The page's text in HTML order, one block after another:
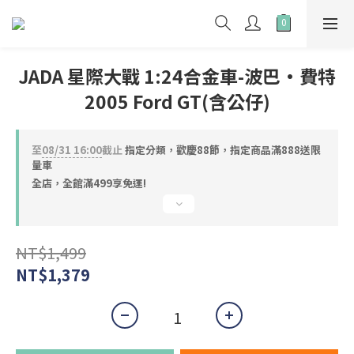
JADA 星際大戰 1:24合金車-波巴·費特
2005 Ford GT(含公仔)
至08/31 16:00截止指定分類，歡慶88節，指定商品滿888送限
量車
全店，全館滿499享免運!
NT$1,499
NT$1,379